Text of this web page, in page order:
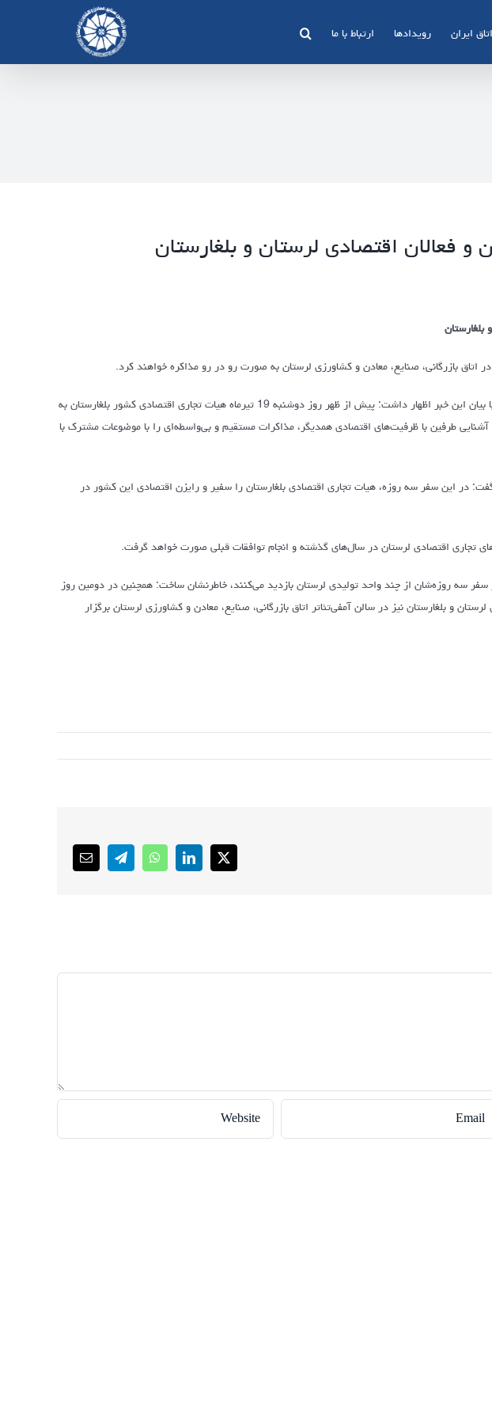
ایران رویدادها ارتباط با ما
و فعالان اقتصادی لرستان و بلغارستان
بلغارستان
در اتاق بازرگانی، صنایع، معادن و کشاورزی لرستان به صورت رو در رو مذاکره خواهند کرد.
به گزارش روابط عمومی اتاق لرستان؛ حسین سلاح‌ورزی با بیان این خبر اظهار داشت: پیش از ظهر روز دوشنبه 19 تیرماه هیات تجاری اقتصادی کشور بلغارستان به
طرفین با ظرفیت‌های اقتصادی همدیگر، مذاکرات مستقیم و بی‌واسطه‌ای را با موضوعات مشترک با
در این سفر سه روزه، هیات تجاری اقتصادی بلغارستان را سفیر و رایزن اقتصادی این کشور در
تجاری اقتصادی لرستان در سال‌های گذشته و انجام توافقات قبلی صورت خواهد گرفت.
سفر سه روزه‌شان از چند واحد تولیدی لرستان بازدید می‌کنند، خاطرنشان ساخت: همچنین در دومین روز
و بلغارستان نیز در سالن آمفی‌تئاتر اتاق بازرگانی، صنایع، معادن و کشاورزی لرستان برگزار
X
LinkedIn
WhatsApp
Telegram
Email